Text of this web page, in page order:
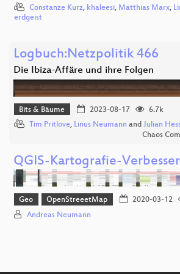
Constanze Kurz, khaleesi, Matthias Marx,
erdgeist
Logbuch:Netzpolitik 466
Die Ibiza-Affäre und ihre Folgen
Bits & Bäume 2023-08-17
6.7k
Tim Pritlove, Linus Neumann and Julian
Chaos
QGIS-Kartografie-
Geo OpenStreeetMap 2020-03-12
Andreas Neumann